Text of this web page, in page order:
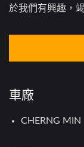
於我們有興趣，
車廠
CHERNG MIN